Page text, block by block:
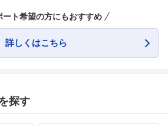
ート希望の方にもおすすめ
詳しくはこちら
探す